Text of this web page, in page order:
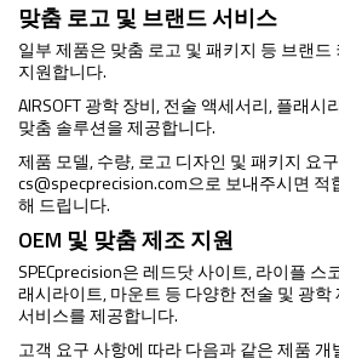
맞춤 로고 및 브랜드 서비스
일부 제품은 맞춤 로고 및 패키지 등 브랜
지원합니다.
AIRSOFT 광학 장비, 전술 액세서리, 플래시
맞춤 솔루션을 제공합니다.
제품 모델, 수량, 로고 디자인 및 패키지 요
cs@specprecision.com으로 보내주시면 적
해 드립니다.
OEM 및 맞춤 제조 지원
SPECprecision은 레드닷 사이트, 라이플 스
래시라이트, 마운트 등 다양한 전술 및 광학
서비스를 제공합니다.
고객 요구 사항에 따라 다음과 같은 제품 개